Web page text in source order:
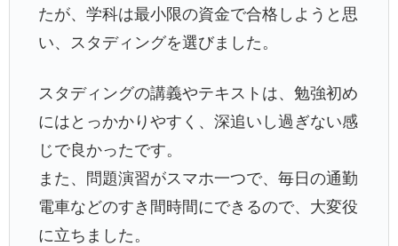
たが、学科は最小限の資金で合格しようと思
い、スタディングを選びました。
スタディングの講義やテキストは、勉強初め
にはとっかかりやすく、深追いし過ぎない感
じで良かったです。
また、問題演習がスマホ一つで、毎日の通勤
電車などのすき間時間にできるので、大変役
に立ちました。